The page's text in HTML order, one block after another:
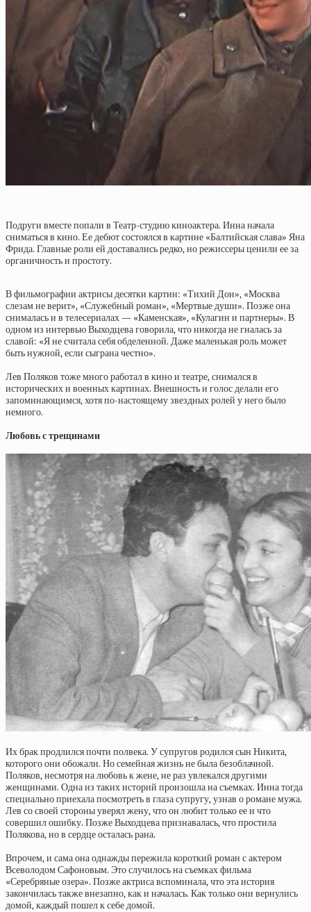
Подруги вместе попали в Театр-студию киноактера. Инна начала
сниматься в кино. Ее дебют состоялся в картине «Балтийская слава» Яна
Фрида. Главные роли ей доставались редко, но режиссеры ценили ее за
органичность и простоту.
В фильмографии актрисы десятки картин: «Тихий Дон», «Москва
слезам не верит», «Служебный роман», «Мертвые души». Позже она
снималась и в телесериалах — «Каменская», «Кулагин и партнеры». В
одном из интервью Выходцева говорила, что никогда не гналась за
славой: «Я не считала себя обделенной. Даже маленькая роль может
быть нужной, если сыграна честно».
Лев Поляков тоже много работал в кино и театре, снимался в
исторических и военных картинах. Внешность и голос делали его
запоминающимся, хотя по-настоящему звездных ролей у него было
немного.
Любовь с трещинами
Их брак продлился почти полвека. У супругов родился сын Никита,
которого они обожали. Но семейная жизнь не была безоблачной.
Поляков, несмотря на любовь к жене, не раз увлекался другими
женщинами. Одна из таких историй произошла на съемках. Инна тогда
специально приехала посмотреть в глаза супругу, узнав о романе мужа.
Лев со своей стороны уверял жену, что он любит только ее и что
совершил ошибку. Позже Выходцева признавалась, что простила
Полякова, но в сердце осталась рана.
Впрочем, и сама она однажды пережила короткий роман с актером
Всеволодом Сафоновым. Это случилось на съемках фильма
«Серебряные озера». Позже актриса вспоминала, что эта история
закончилась также внезапно, как и началась. Как только они вернулись
домой, каждый пошел к себе домой.